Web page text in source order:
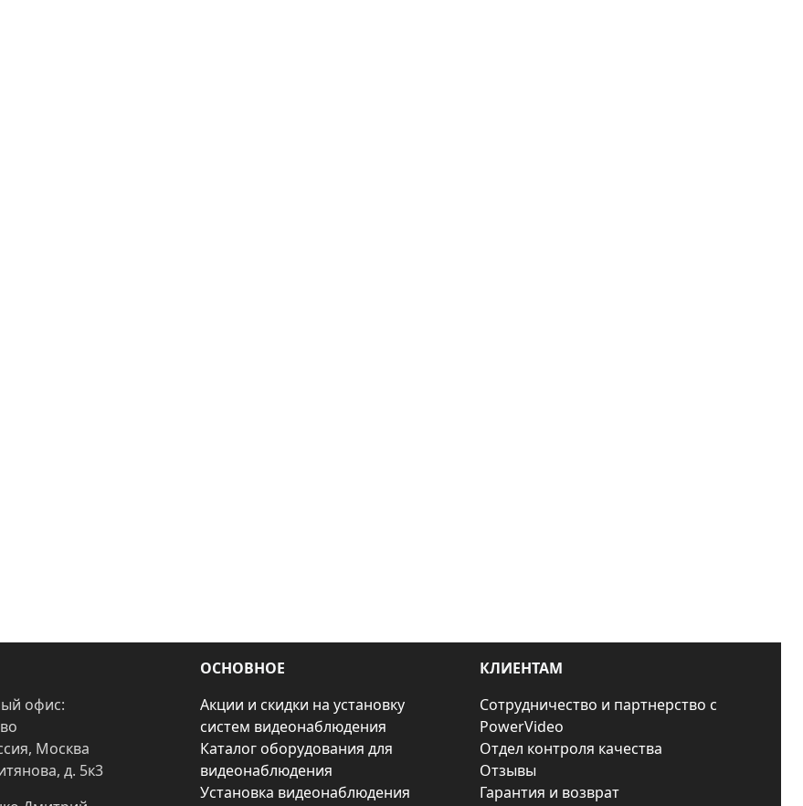
офис:
Москва
д. 5к3
ОСНОВНОЕ
Акции и скидки на установку
систем видеонаблюдения
Каталог оборудования для
видеонаблюдения
Установка видеонаблюдения
КЛИЕНТАМ
Сотрудничество и партнерство с
PowerVideo
Отдел контроля качества
Отзывы
Гарантия и возврат